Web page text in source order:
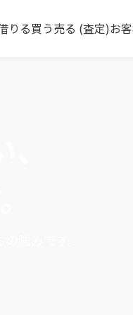
りる買う売る (査定)お